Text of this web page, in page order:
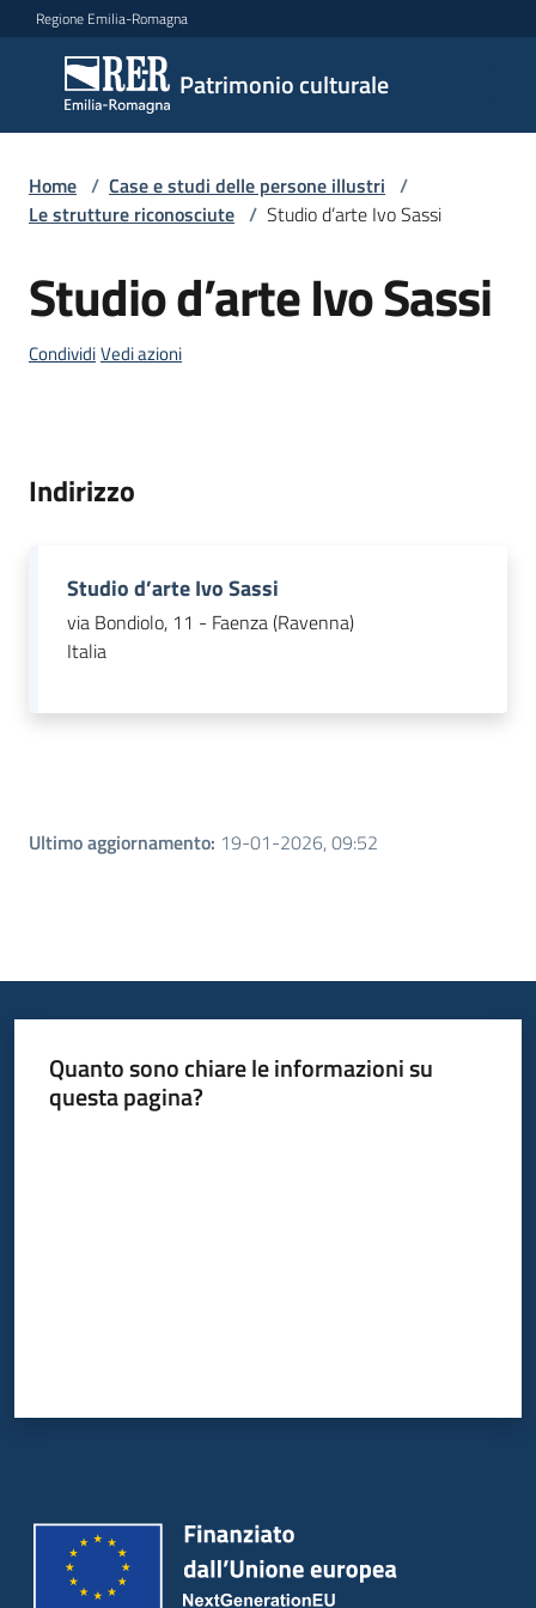
Vai al contenuto
Vai alla navigazione
Vai al footer
Regione Emilia-Romagna
Patrimonio culturale
Patrimonio
culturale
Argomenti
Novità
Atti
Piani
Programmi
Progetti
Giuseppe
Guglielmi
su
Home / Case e studi delle persone illustri /
Le strutture riconosciute / Studio d’arte Ivo Sassi
Salta al contenuto
Studio d’arte Ivo Sassi
CondividiVedi azioni
Indirizzo
Studio d’arte Ivo Sassi
via Bondiolo, 11 - Faenza (Ravenna)
Italia
Ultimo aggiornamento: 19-01-2026, 09:52
Quanto sono chiare le informazioni su
questa pagina?